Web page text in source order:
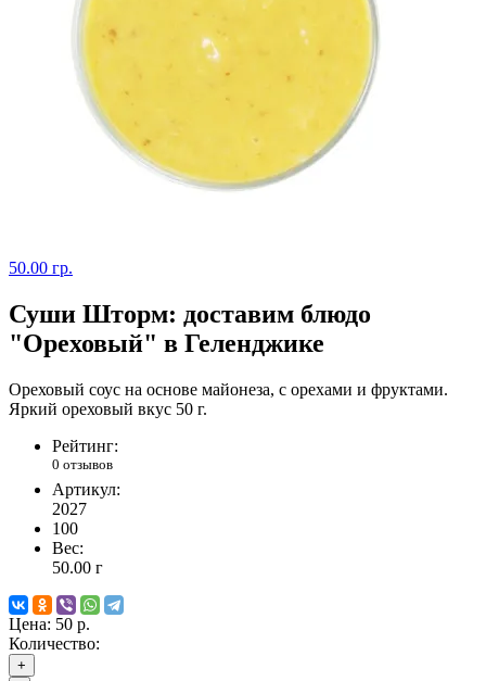
50.00 гр.
Суши Шторм: доставим блюдо
"Ореховый" в Геленджике
Ореховый соус на основе майонеза, с орехами и фруктами.
Яркий ореховый вкус 50 г.
Рейтинг:
0 отзывов
Артикул:
2027
100
Вес:
50.00 г
Цена: 50 р.
Количество:
+